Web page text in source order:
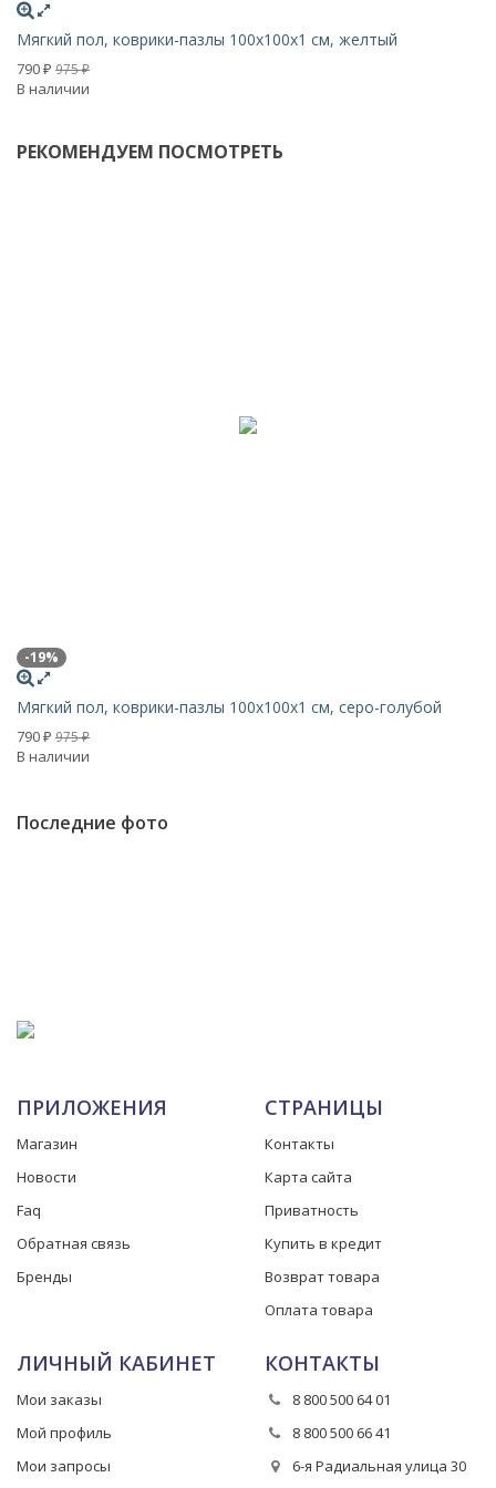
Мягкий пол, коврики-пазлы 100х100x1 см, желтый
790 ₽ 975₽
В наличии
РЕКОМЕНДУЕМ ПОСМОТРЕТЬ
-19%
Мягкий пол, коврики-пазлы 100х100x1 см, серо-голубой
790 ₽ 975₽
В наличии
Последние фото
ПРИЛОЖЕНИЯ
Магазин
Новости
Faq
Обратная связь
Бренды
СТРАНИЦЫ
Контакты
Карта сайта
Приватность
Купить в кредит
Возврат товара
Оплата товара
ЛИЧНЫЙ КАБИНЕТ
Мои заказы
Мой профиль
Мои запросы
КОНТАКТЫ
8 800 500 64 01
8 800 500 66 41
6-я Радиальная улица 30